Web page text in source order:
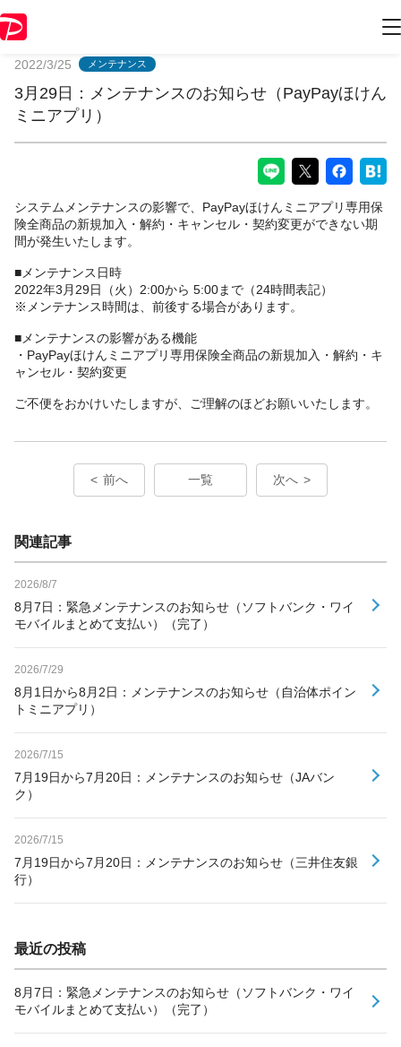
2022/3/25 メンテナンス
3月29日：メンテナンスのお知らせ（PayPayほけん
ミニアプリ）
システムメンテナンスの影響で、PayPayほけんミニアプリ専用保
険全商品の新規加入・解約・キャンセル・契約変更ができない期
間が発生いたします。
■メンテナンス日時
2022年3月29日（火）2:00から 5:00まで（24時間表記）
※メンテナンス時間は、前後する場合があります。
■メンテナンスの影響がある機能
・PayPayほけんミニアプリ専用保険全商品の新規加入・解約・キ
ャンセル・契約変更
ご不便をおかけいたしますが、ご理解のほどお願いいたします。
前へ 一覧 次へ
関連記事
2026/8/7
8月7日：緊急メンテナンスのお知らせ（ソフトバンク・ワイ
モバイルまとめて支払い）（完了）
2026/7/29
8月1日から8月2日：メンテナンスのお知らせ（自治体ポイン
トミニアプリ）
2026/7/15
7月19日から7月20日：メンテナンスのお知らせ（JAバン
ク）
2026/7/15
7月19日から7月20日：メンテナンスのお知らせ（三井住友銀
行）
最近の投稿
8月7日：緊急メンテナンスのお知らせ（ソフトバンク・ワイ
モバイルまとめて支払い）（完了）